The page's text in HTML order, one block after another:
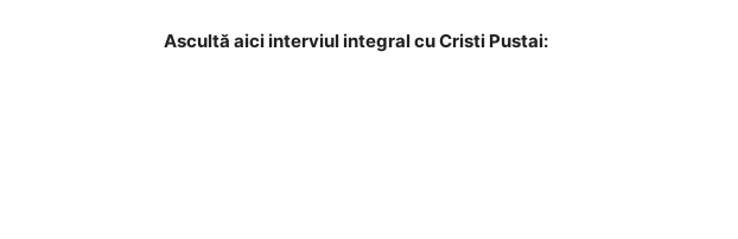
Ascultă aici interviul integral cu Cristi Pustai: